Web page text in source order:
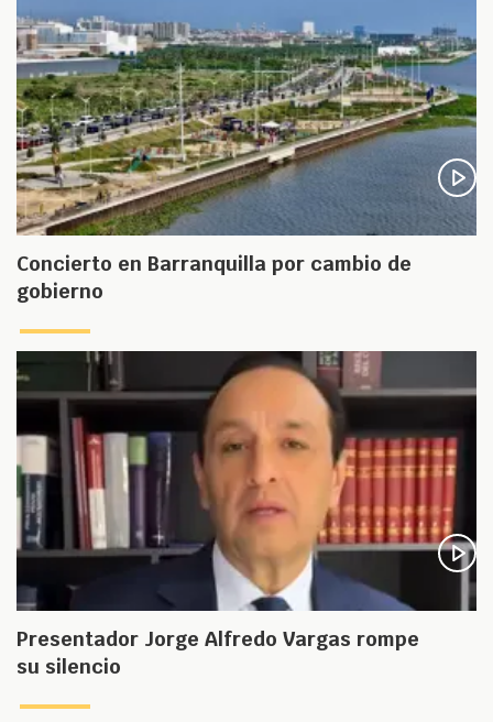
Concierto en Barranquilla por cambio de
gobierno
Presentador Jorge Alfredo Vargas rompe
su silencio